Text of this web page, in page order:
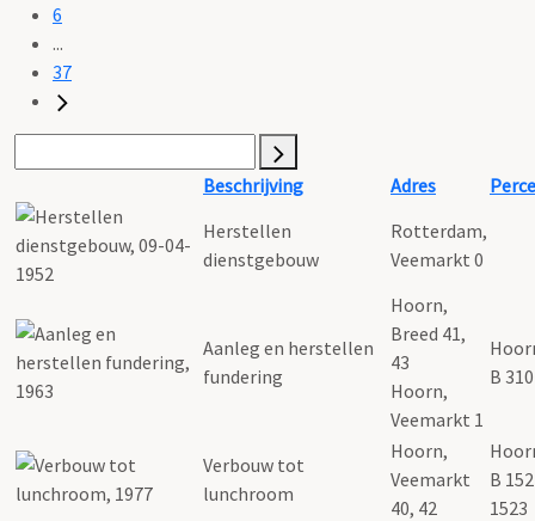
6
...
37
Beschrijving Adres
Herstellen
dienstgebouw
Rotterdam,
Veemarkt 0
Aanleg en herstellen
fundering
Hoorn,
Breed 41,
43
Hoorn,
Veemarkt 1
B
Verbouw tot
lunchroom
Hoorn,
Veemarkt
40, 42
B
1523